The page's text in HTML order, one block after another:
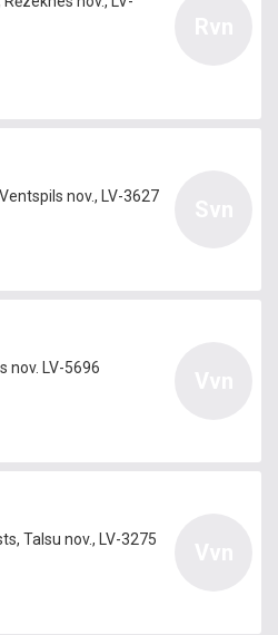
nov., LV-3627
nov. LV-5696
Talsu nov., LV-3275